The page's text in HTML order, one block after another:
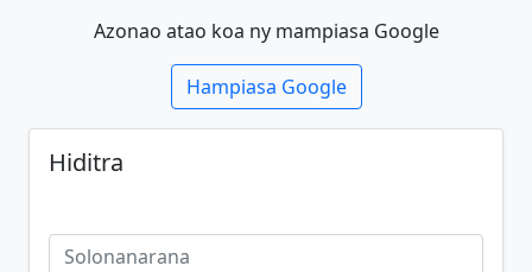
Azonao atao koa ny mampiasa Google
Hampiasa Google
Hiditra